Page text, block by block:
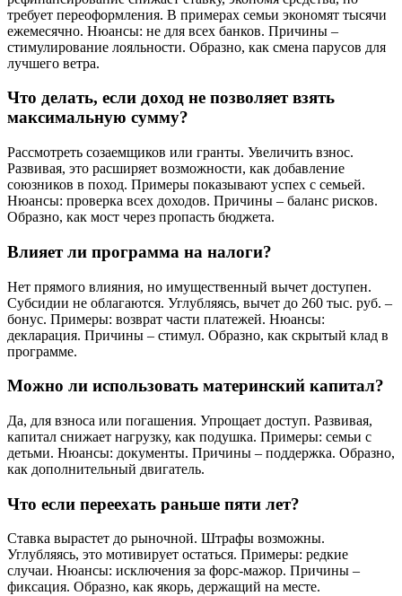
требует переоформления. В примерах семьи экономят тысячи
ежемесячно. Нюансы: не для всех банков. Причины –
стимулирование лояльности. Образно, как смена парусов для
лучшего ветра.
Что делать, если доход не позволяет взять
максимальную сумму?
Рассмотреть созаемщиков или гранты. Увеличить взнос.
Развивая, это расширяет возможности, как добавление
союзников в поход. Примеры показывают успех с семьей.
Нюансы: проверка всех доходов. Причины – баланс рисков.
Образно, как мост через пропасть бюджета.
Влияет ли программа на налоги?
Нет прямого влияния, но имущественный вычет доступен.
Субсидии не облагаются. Углубляясь, вычет до 260 тыс. руб. –
бонус. Примеры: возврат части платежей. Нюансы:
декларация. Причины – стимул. Образно, как скрытый клад в
программе.
Можно ли использовать материнский капитал?
Да, для взноса или погашения. Упрощает доступ. Развивая,
капитал снижает нагрузку, как подушка. Примеры: семьи с
детьми. Нюансы: документы. Причины – поддержка. Образно,
как дополнительный двигатель.
Что если переехать раньше пяти лет?
Ставка вырастет до рыночной. Штрафы возможны.
Углубляясь, это мотивирует остаться. Примеры: редкие
случаи. Нюансы: исключения за форс-мажор. Причины –
фиксация. Образно, как якорь, держащий на месте.